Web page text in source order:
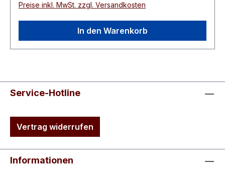
Preise inkl. MwSt. zzgl. Versandkosten
In den Warenkorb
Service-Hotline
Vertrag widerrufen
Informationen